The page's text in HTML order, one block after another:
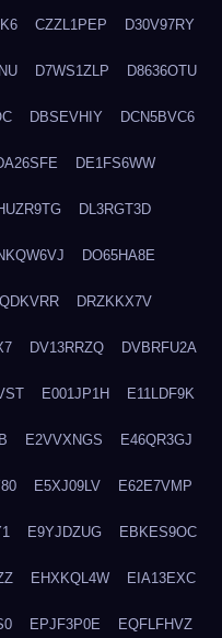
CZZL1PEP D30V97RY
D7WS1ZLP D8636OTU
DBSEVHIY DCN5BVC6
DE1FS6WW
DL3RGT3D
DO65HA8E
DRZKKX7V
DV13RRZQ DVBRFU2A
E001JP1H E11LDF9K
E2VVXNGS E46QR3GJ
E5XJ09LV E62E7VMP
E9YJDZUG EBKES9OC
EHXKQL4W EIA13EXC
EPJF3P0E EQFLFHVZ